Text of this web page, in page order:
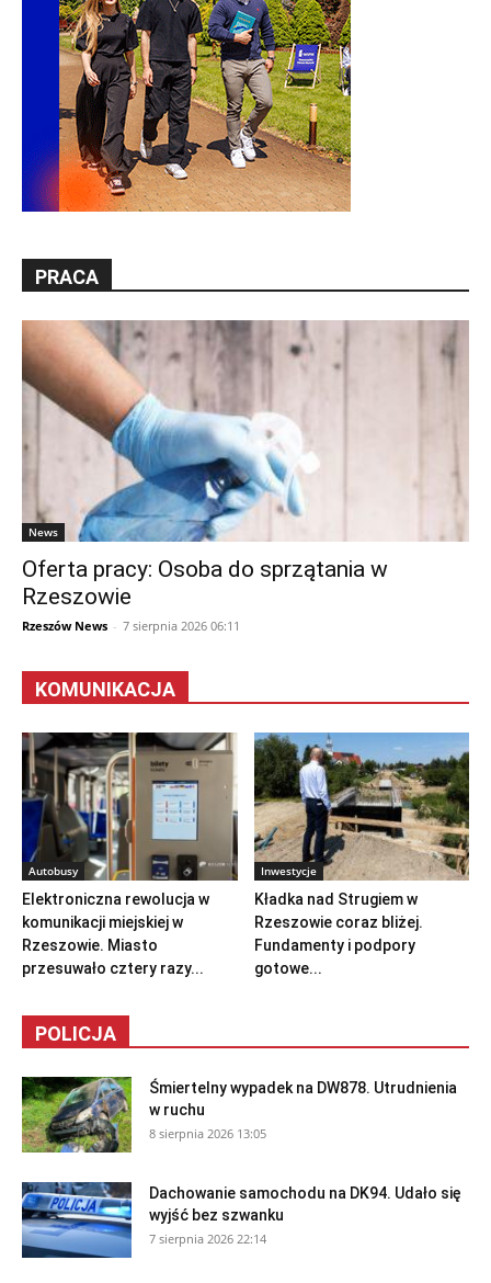
PRACA
News
Oferta pracy: Osoba do sprzątania w
Rzeszowie
Rzeszów News - 7 sierpnia 2026 06:11
KOMUNIKACJA
Autobusy
Elektroniczna rewolucja w
komunikacji miejskiej w
Rzeszowie. Miasto
przesuwało cztery razy...
Inwestycje
Kładka nad Strugiem w
Rzeszowie coraz bliżej.
Fundamenty i podpory
gotowe...
POLICJA
Śmiertelny wypadek na DW878. Utrudnienia
w ruchu
8 sierpnia 2026 13:05
Dachowanie samochodu na DK94. Udało się
wyjść bez szwanku
7 sierpnia 2026 22:14